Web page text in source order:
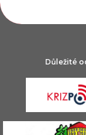
Důležité